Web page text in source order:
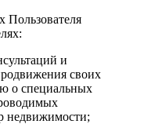
Пользователя
и
своих
о специальных
недвижимости;